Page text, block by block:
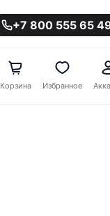
+7 800 555 65
Корзина Избранное